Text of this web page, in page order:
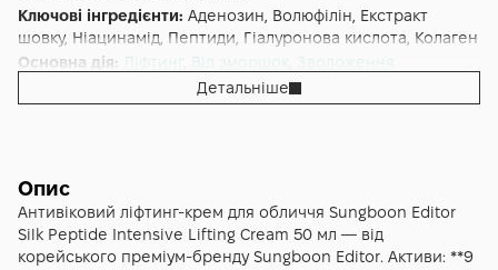
Ключові інгредієнти: Аденозин, Волюфілін, Екстракт
шовку, Ніацинамід, Пептиди, Гіалуронова кислота, Колаген
Основна дія: Ліфтинг Від зморшок
Зволоження
Детальніше
Опис
Антивіковий ліфтинг-крем для обличчя Sungboon Editor
Silk Peptide Intensive Lifting Cream 50 мл — від
корейського преміум-бренду Sungboon Editor. Активи: **9